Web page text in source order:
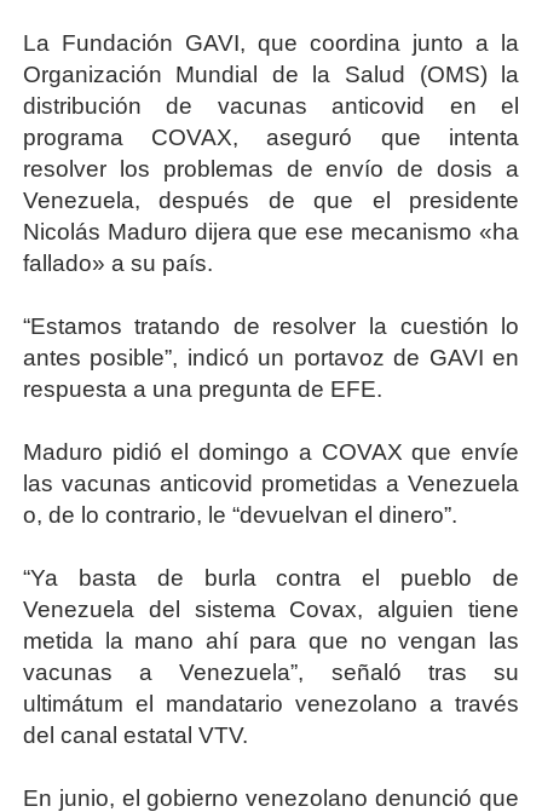
La Fundación GAVI, que coordina junto a la
Organización Mundial de la Salud (OMS) la
distribución de vacunas anticovid en el
programa COVAX, aseguró que intenta
resolver los problemas de envío de dosis a
Venezuela, después de que el presidente
Nicolás Maduro dijera que ese mecanismo «ha
fallado» a su país.
“Estamos tratando de resolver la cuestión lo
antes posible”, indicó un portavoz de GAVI en
respuesta a una pregunta de EFE.
Maduro pidió el domingo a COVAX que envíe
las vacunas anticovid prometidas a Venezuela
o, de lo contrario, le “devuelvan el dinero”.
“Ya basta de burla contra el pueblo de
Venezuela del sistema Covax, alguien tiene
metida la mano ahí para que no vengan las
vacunas a Venezuela”, señaló tras su
ultimátum el mandatario venezolano a través
del canal estatal VTV.
En junio, el gobierno venezolano denunció que